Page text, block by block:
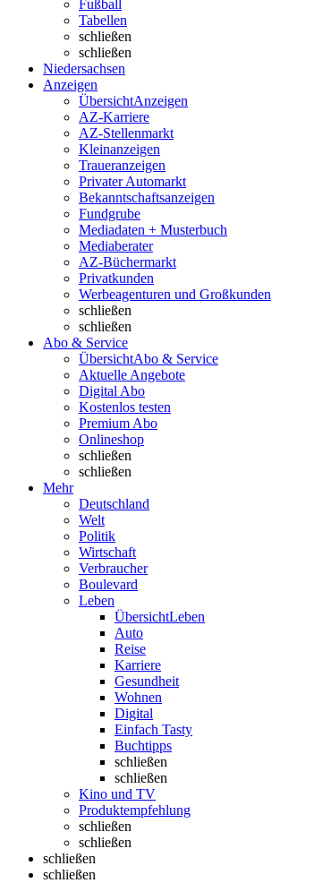
Fußball
Tabellen
schließen
schließen
Niedersachsen
Anzeigen
ÜbersichtAnzeigen
AZ-Karriere
AZ-Stellenmarkt
Kleinanzeigen
Traueranzeigen
Privater Automarkt
Bekanntschaftsanzeigen
Fundgrube
Mediadaten + Musterbuch
Mediaberater
AZ-Büchermarkt
Privatkunden
Werbeagenturen und Großkunden
schließen
schließen
Abo & Service
ÜbersichtAbo & Service
Aktuelle Angebote
Digital Abo
Kostenlos testen
Premium Abo
Onlineshop
schließen
schließen
Mehr
Deutschland
Welt
Politik
Wirtschaft
Verbraucher
Boulevard
Leben
ÜbersichtLeben
Auto
Reise
Karriere
Gesundheit
Wohnen
Digital
Einfach Tasty
Buchtipps
schließen
schließen
Kino und TV
Produktempfehlung
schließen
schließen
schließen
schließen